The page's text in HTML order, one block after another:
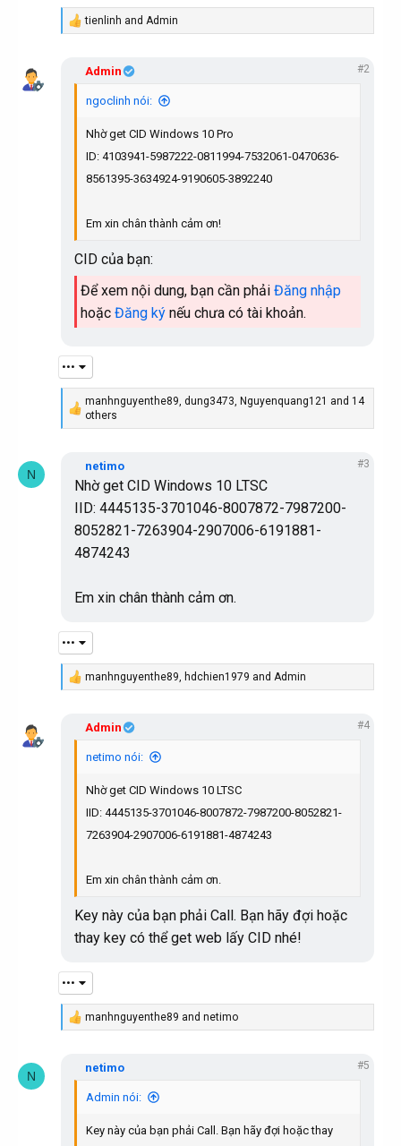
R
tienlinh and Admin
Admin #2
ngoclinh nói:
Nhờ get CID Windows 10 Pro
ID: 4103941-5987222-0811994-7532061-0470636-
8561395-3634924-9190605-3892240
Em xin chân thành cảm ơn!
CID của bạn:
Để xem nội dung, bạn cần phải Đăng nhập
hoặc Đăng ký nếu chưa có tài khoản.
•••
R
e
manhnguyenthe89, dung3473, Nguyenquang121 and 14
others
N
netimo #3
Nhờ get CID Windows 10 LTSC
IID: 4445135-3701046-8007872-7987200-
8052821-7263904-2907006-6191881-
4874243
Em xin chân thành cảm ơn.
•••
R
manhnguyenthe89, hdchien1979 and Admin
Admin #4
netimo nói:
Nhờ get CID Windows 10 LTSC
IID: 4445135-3701046-8007872-7987200-8052821-
7263904-2907006-6191881-4874243
Em xin chân thành cảm ơn.
Key này của bạn phải Call. Bạn hãy đợi hoặc
thay key có thể get web lấy CID nhé!
•••
R
manhnguyenthe89 and netimo
N
netimo #5
Admin nói:
Key này của bạn phải Call. Bạn hãy đợi hoặc thay